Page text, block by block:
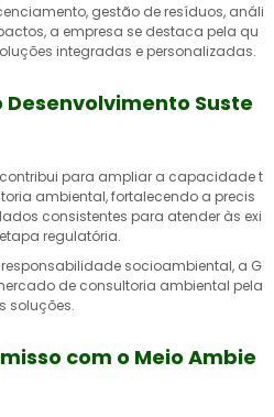
gestão de resíduos, análi
a empresa se destaca pela qu
integradas e personalizadas.
Suste
contribui para ampliar a capacidade t
ambiental, fortalecendo a precis
consistentes para atender às exi
regulatória.
socioambiental, a G
de consultoria ambiental pela
soluções.
com o Meio Ambie